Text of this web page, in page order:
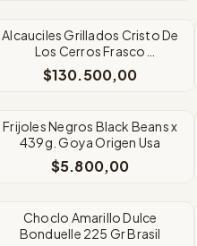
Alcauciles Grillados Cristo De
Los Cerros Frasco
x2800/1800
$130.500,00
Frijoles Negros Black Beans x
439g. Goya Origen Usa
$5.800,00
Choclo Amarillo Dulce
Bonduelle 225 Gr Brasil